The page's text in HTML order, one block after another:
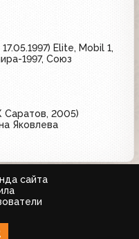
Elite, Mobil 1,
1997, Союз
Саратов, 2005)
Яковлева
сайта